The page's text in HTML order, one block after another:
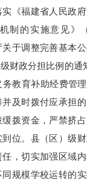
福建省人民政府
制的实施意见》
于调整完善基本
财政分担比例的通
教育补助经费管
及时拨付应承担
拨资金，严禁挤
位。县（区）级
，切实加强区域
规模学校运转的